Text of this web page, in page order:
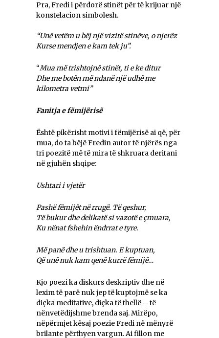
Pra, Fredi i përdorë stinët për të krijuar një
konstelacion simbolesh.
“Unë vetëm u bëj një vizitë stinëve, o njerëz
Kurse mendjen e kam tek ju”.
“Mua më trishtojnë stinët, ti e ke ditur
Dhe me botën më ndanë një udhë me
kilometra vetmi”
Fanitja e fëmijërisë
Është pikërisht motivi i fëmijërisë ai që, për
mua, do ta bëjë Fredin autor të njërës nga
tri poezitë më të mira të shkruara deritani
në gjuhën shqipe:
Ushtari i vjetër
Pashë fëmijët në rrugë. Të qeshur,
Të bukur dhe delikatë si vazotë e çmuara,
Ku nënat fshehin ëndrrat e tyre.
Më panë dhe u trishtuan. E kuptuan,
Që unë nuk kam qenë kurrë fëmijë…
Kjo poezi ka diskurs deskriptiv dhe në
lexim të parë nuk jep të kuptojmë se ka
diçka meditative, diçka të thellë – të
nënvetëdijshme brenda saj. Mirëpo,
nëpërmjet kësaj poezie Fredi në mënyrë
brilante përthyen vargun. Ai fillon me